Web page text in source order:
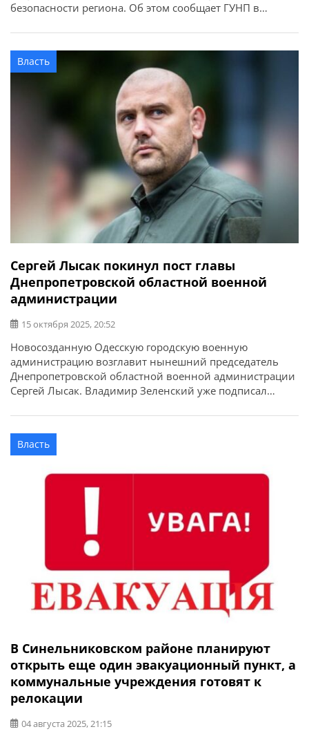
безопасности региона. Об этом сообщает ГУНП в
стала эвакуация жителей с прифронтовых территорий
Синельниковского района. По состоянию на
сегодняшний день из шести громад района в
безопасные места эвакуировали всех детей. Начальник
полиции Днепропетровской […]
Власть
Сергей Лысак покинул пост главы
Днепропетровской областной военной
администрации
15 октября 2025, 20:52
Новосозданную Одесскую городскую военную
администрацию возглавит нынешний председатель
Днепропетровской областной военной администрации
Сергей Лысак. Владимир Зеленский уже подписал
что покидает пост главы Днепропетровской областной
военной администрации: «Сегодня заканчиваю свою
работу в должности начальника Днепропетровской
лет. Он был полон вызовов, перед […]
Власть
В Синельниковском районе планируют
открыть еще один эвакуационный пункт, а
коммунальные учреждения готовят к
релокации
04 августа 2025, 21:15